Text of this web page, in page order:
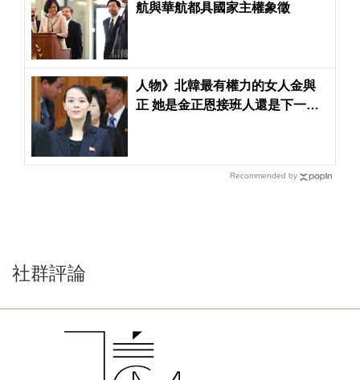
航與華航都具國家主權象徵
人物》北韓最有權力的女人金與
正 她是金正恩接班人還是下一個
Recommended by
社群評論